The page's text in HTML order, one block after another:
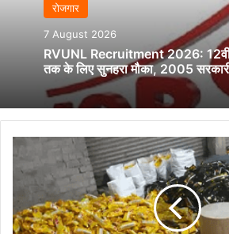
रोजगार
7 August 2026
RVUNL Recruitment 2026:
तक के लिए सुनहरा मौका, 2005
‘मुसाफिर-
नाम
पर
चल